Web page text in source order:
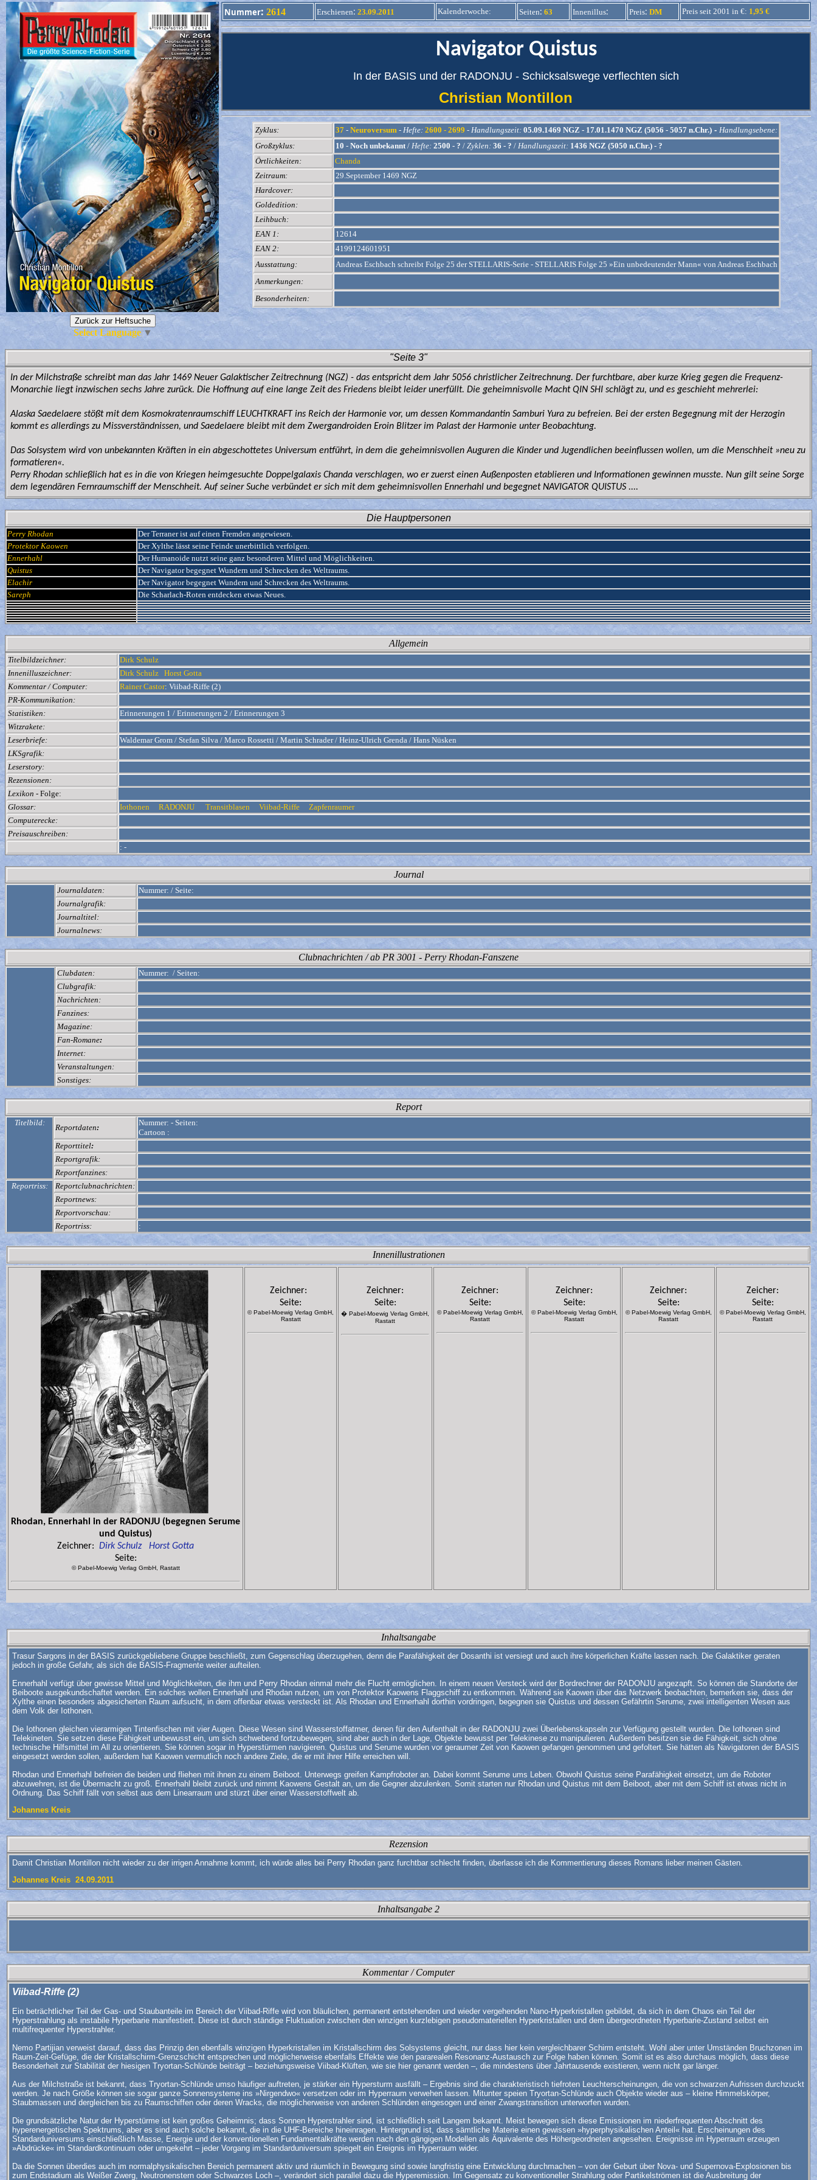
Nummer: 2614 Erschienen: 23.09.2011 Kalenderwoche: Seiten: 63 Innenillus: Preis: DM Preis seit 2001 in €: 1,95 €
Navigator Quistus
In der BASIS und der RADONJU - Schicksalswege verflechten sich
Christian Montillon
Zyklus: 37 - Neuroversum -Hefte: 2600 - 2699 -Handlungszeit: 05.09.1469 NGZ - 17.01.1470 NGZ (5056 - 5057 n.Chr.)- Handlungsebene:
Großzyklus:
10 - Noch unbekannt/ Hefte: 2500 - ? / Zyklen: 36 - ? / Handlungszeit: 1436 NGZ (5050 n.Chr.) - ?
Örtlichkeiten:
Chanda
Zeitraum:
29.September 1469 NGZ
Hardcover:
Goldedition:
Leihbuch:
EAN 1:
12614
EAN 2:
4199124601951
Ausstattung:
Andreas Eschbach schreibt Folge 25 der STELLARIS-Serie - STELLARIS Folge 25 »Ein unbedeutender Mann« von Andreas Eschbach
Anmerkungen:
Besonderheiten:
Select Language ▼
"Seite 3"
In der Milchstraße schreibt man das Jahr 1469 Neuer Galaktischer Zeitrechnung (NGZ) - das entspricht dem Jahr 5056 christlicher Zeitrechnung. Der furchtbare, aber kurze Krieg gegen die Frequenz-
Monarchie liegt inzwischen sechs Jahre zurück. Die Hoffnung auf eine lange Zeit des Friedens bleibt leider unerfüllt. Die geheimnisvolle Macht QIN SHI schlägt zu, und es geschieht mehrerlei:
Alaska Saedelaere stößt mit dem Kosmokratenraumschiff LEUCHTKRAFT ins Reich der Harmonie vor, um dessen Kommandantin Samburi Yura zu befreien. Bei der ersten Begegnung mit der Herzogin
kommt es allerdings zu Missverständnissen, und Saedelaere bleibt mit dem Zwergandroiden Eroin Blitzer im Palast der Harmonie unter Beobachtung.
Das Solsystem wird von unbekannten Kräften in ein abgeschottetes Universum entführt, in dem die geheimnisvollen Auguren die Kinder und Jugendlichen beeinflussen wollen, um die Menschheit »neu zu
formatieren«.
Perry Rhodan schließlich hat es in die von Kriegen heimgesuchte Doppelgalaxis Chanda verschlagen, wo er zuerst einen Außenposten etablieren und Informationen gewinnen musste. Nun gilt seine Sorge
dem legendären Fernraumschiff der Menschheit. Auf seiner Suche verbündet er sich mit dem geheimnisvollen Ennerhahl und begegnet NAVIGATOR QUISTUS ....
Die Hauptpersonen
Perry Rhodan
Der Terraner ist auf einen Fremden angewiesen.
Protektor Kaowen
Der Xylthe lässt seine Feinde unerbittlich verfolgen.
Ennerhahl
Der Humanoide nutzt seine ganz besonderen Mittel und Möglichkeiten.
Quistus
Der Navigator begegnet Wundern und Schrecken des Weltraums.
Elachir
Der Navigator begegnet Wundern und Schrecken des Weltraums.
Sareph
Die Scharlach-Roten entdecken etwas Neues.
Allgemein
Titelbildzeichner:
Dirk Schulz
Innenilluszeichner:
Dirk Schulz Horst Gotta
Kommentar / Computer:
Rainer Castor: Viibad-Riffe (2)
PR-Kommunikation:
Statistiken:
Erinnerungen 1 / Erinnerungen 2 / Erinnerungen 3
Witzrakete:
Leserbriefe:
Waldemar Grom / Stefan Silva / Marco Rossetti / Martin Schrader / Heinz-Ulrich Grenda / Hans Nüsken
LKSgrafik:
Leserstory:
Rezensionen:
Lexikon - Folge:
Glossar:
Iothonen RADONJU Transitblasen Viibad-Riffe
Zapfenraumer
Computerecke:
Preisauschreiben:
: -
Journal
Journaldaten: Nummer: / Seite:
Journalgrafik:
Journaltitel:
Journalnews:
Clubnachrichten / ab PR 3001 - Perry Rhodan-Fanszene
Clubdaten: Nummer: / Seiten:
Clubgrafik:
Nachrichten:
Fanzines:
Magazine:
Fan-Romane:
Internet:
Veranstaltungen:
Sonstiges:
Report
Titelbild:
Reportdaten:
Nummer: - Seiten:
Cartoon :
Reporttitel:
Reportgrafik:
Reportfanzines:
Reportriss:
Reportclubnachrichten:
Reportnews:
Reportvorschau:
Reportriss:
:
Innenillustrationen
Rhodan, Ennerhahl in der RADONJU (begegnen Serume
und Quistus)
Zeichner: Dirk Schulz
Horst Gotta
Seite:
© Pabel-Moewig Verlag GmbH, Rastatt
Zeichner:
Seite:
© Pabel-Moewig Verlag GmbH,
Rastatt
Zeichner:
Seite:
� Pabel-Moewig Verlag GmbH,
Rastatt
Zeichner:
Seite:
© Pabel-Moewig Verlag GmbH,
Rastatt
Zeichner:
Seite:
© Pabel-Moewig Verlag GmbH,
Rastatt
Zeichner:
Seite:
© Pabel-Moewig Verlag GmbH,
Rastatt
Zeicher:
Seite:
© Pabel-Moewig Verlag GmbH,
Rastatt
Inhaltsangabe
Trasur Sargons in der BASIS zurückgebliebene Gruppe beschließt, zum Gegenschlag überzugehen, denn die Parafähigkeit der Dosanthi ist versiegt und auch ihre körperlichen Kräfte lassen nach. Die Galaktiker geraten
jedoch in große Gefahr, als sich die BASIS-Fragmente weiter aufteilen.
Ennerhahl verfügt über gewisse Mittel und Möglichkeiten, die ihm und Perry Rhodan einmal mehr die Flucht ermöglichen. In einem neuen Versteck wird der Bordrechner der RADONJU angezapft. So können die Standorte der
Beiboote ausgekundschaftet werden. Ein solches wollen Ennerhahl und Rhodan nutzen, um von Protektor Kaowens Flaggschiff zu entkommen. Während sie Kaowen über das Netzwerk beobachten, bemerken sie, dass der
Xylthe einen besonders abgesicherten Raum aufsucht, in dem offenbar etwas versteckt ist. Als Rhodan und Ennerhahl dorthin vordringen, begegnen sie Quistus und dessen Gefährtin Serume, zwei intelligenten Wesen aus
dem Volk der Iothonen.
Die Iothonen gleichen vierarmigen Tintenfischen mit vier Augen. Diese Wesen sind Wasserstoffatmer, denen für den Aufenthalt in der RADONJU zwei Überlebenskapseln zur Verfügung gestellt wurden. Die Iothonen sind
Telekineten. Sie setzen diese Fähigkeit unbewusst ein, um sich schwebend fortzubewegen, sind aber auch in der Lage, Objekte bewusst per Telekinese zu manipulieren. Außerdem besitzen sie die Fähigkeit, sich ohne
technische Hilfsmittel im All zu orientieren. Sie können sogar in Hyperstürmen navigieren. Quistus und Serume wurden vor geraumer Zeit von Kaowen gefangen genommen und gefoltert. Sie hätten als Navigatoren der BASIS
eingesetzt werden sollen, außerdem hat Kaowen vermutlich noch andere Ziele, die er mit ihrer Hilfe erreichen will.
Rhodan und Ennerhahl befreien die beiden und fliehen mit ihnen zu einem Beiboot. Unterwegs greifen Kampfroboter an. Dabei kommt Serume ums Leben. Obwohl Quistus seine Parafähigkeit einsetzt, um die Roboter
abzuwehren, ist die Übermacht zu groß. Ennerhahl bleibt zurück und nimmt Kaowens Gestalt an, um die Gegner abzulenken. Somit starten nur Rhodan und Quistus mit dem Beiboot, aber mit dem Schiff ist etwas nicht in
Ordnung. Das Schiff fällt von selbst aus dem Linearraum und stürzt über einer Wasserstoffwelt ab.
Johannes Kreis
Rezension
Damit Christian Montillon nicht wieder zu der irrigen Annahme kommt, ich würde alles bei Perry Rhodan ganz furchtbar schlecht finden, überlasse ich die Kommentierung dieses Romans lieber meinen Gästen.
Johannes Kreis 24.09.2011
Inhaltsangabe 2
Kommentar / Computer
Viibad-Riffe (2)
Ein beträchtlicher Teil der Gas- und Staubanteile im Bereich der Viibad-Riffe wird von bläulichen, permanent entstehenden und wieder vergehenden Nano-Hyperkristallen gebildet, da sich in dem Chaos ein Teil der
Hyperstrahlung als instabile Hyperbarie manifestiert. Diese ist durch ständige Fluktuation zwischen den winzigen kurzlebigen pseudomateriellen Hyperkristallen und dem übergeordneten Hyperbarie-Zustand selbst ein
multifrequenter Hyperstrahler.
Nemo Partijian verweist darauf, dass das Prinzip den ebenfalls winzigen Hyperkristallen im Kristallschirm des Solsystems gleicht, nur dass hier kein vergleichbarer Schirm entsteht. Wohl aber unter Umständen Bruchzonen im
Raum-Zeit-Gefüge, die der Kristallschirm-Grenzschicht entsprechen und möglicherweise ebenfalls Effekte wie den pararealen Resonanz-Austausch zur Folge haben können. Somit ist es also durchaus möglich, dass diese
Besonderheit zur Stabilität der hiesigen Tryortan-Schlünde beiträgt – beziehungsweise Viibad-Klüften, wie sie hier genannt werden –, die mindestens über Jahrtausende existieren, wenn nicht gar länger.
Aus der Milchstraße ist bekannt, dass Tryortan-Schlünde umso häufiger auftreten, je stärker ein Hypersturm ausfällt – Ergebnis sind die charakteristisch tiefroten Leuchterscheinungen, die von schwarzen Aufrissen durchzuckt
werden. Je nach Größe können sie sogar ganze Sonnensysteme ins »Nirgendwo« versetzen oder im Hyperraum verwehen lassen. Mitunter speien Tryortan-Schlünde auch Objekte wieder aus – kleine Himmelskörper,
Staubmassen und dergleichen bis zu Raumschiffen oder deren Wracks, die möglicherweise von anderen Schlünden eingesogen und einer Zwangstransition unterworfen wurden.
Die grundsätzliche Natur der Hyperstürme ist kein großes Geheimnis; dass Sonnen Hyperstrahler sind, ist schließlich seit Langem bekannt. Meist bewegen sich diese Emissionen im niederfrequenten Abschnitt des
hyperenergetischen Spektrums, aber es sind auch solche bekannt, die in die UHF-Bereiche hineinragen. Hintergrund ist, dass sämtliche Materie einen gewissen »hyperphysikalischen Anteil« hat. Erscheinungen des
Standarduniversums einschließlich Masse, Energie und der konventionellen Fundamentalkräfte werden nach den gängigen Modellen als Äquivalente des Höhergeordneten angesehen. Ereignisse im Hyperraum erzeugen
»Abdrücke« im Standardkontinuum oder umgekehrt – jeder Vorgang im Standarduniversum spiegelt ein Ereignis im Hyperraum wider.
Da die Sonnen überdies auch im normalphysikalischen Bereich permanent aktiv und räumlich in Bewegung sind sowie langfristig eine Entwicklung durchmachen – von der Geburt über Nova- und Supernova-Explosionen bis
zum Endstadium als Weißer Zwerg, Neutronenstern oder Schwarzes Loch –, verändert sich parallel dazu die Hyperemission. Im Gegensatz zu konventioneller Strahlung oder Partikelströmen ist die Ausbreitung der